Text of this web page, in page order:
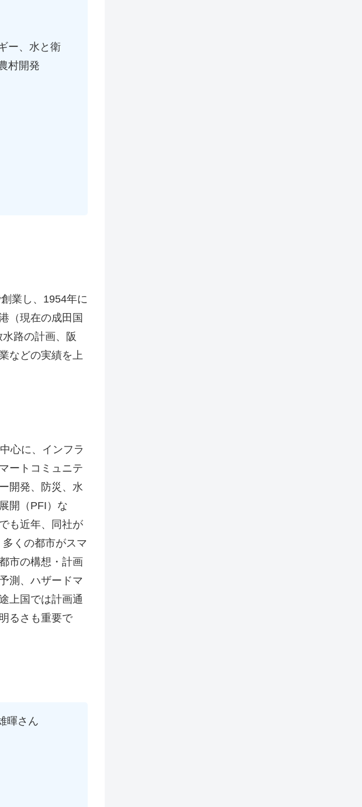
ー、水と衛
村開発
業し、1954年に
（現在の成田国
路の計画、阪
などの実績を上
心に、インフラ
ートコミュニテ
開発、防災、水
開（PFI）な
も近年、同社が
くの都市がスマ
市の構想・計画
測、ハザードマ
上国では計画通
るさも重要で
暉さん